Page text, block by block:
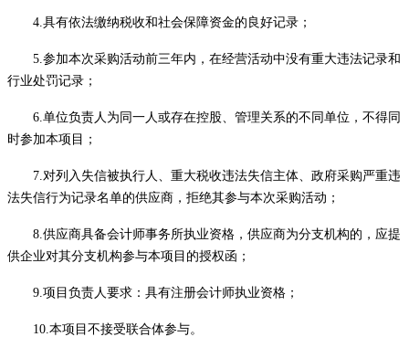
4.具有依法缴纳税收和社会保障资金的良好记录；
5.参加本次采购活动前三年内，在经营活动中没有重大违法记录和
行业处罚记录 ；
6.单位负责人为同一人或存在控股、管理关系的不同单位，不得同
时参加本项目；
7.对列入失信被执行人、 重大税收违法失信主体、政府采购严重违
法失信行为记录名单的供应商 ，拒绝其参与本次采购活动；
8.供应商具备会计师事务所执业资格 ， 供应商为分支机构的，应提
供企业对其分支机构参与本项目的授权函 ；
9.项目负责人要求： 具有注册会计师执业资格；
10.本项目 不接受联合体参与。